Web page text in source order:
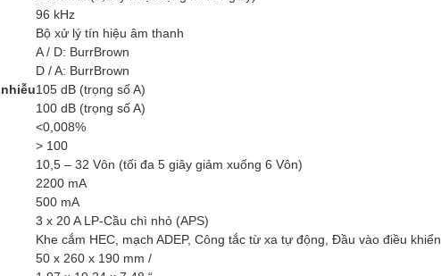
96 kHz
Bộ xử lý tín hiệu âm thanh
A / D: BurrBrown
D / A: BurrBrown
105 dB (trọng số A)
100 dB (trọng số A)
<0,008%
> 100
10,5 – 32 Vôn (tối đa 5 giây giảm xuống 6 Vôn)
2200 mA
500 mA
3 x 20 A LP-Cầu chì nhỏ (APS)
Khe cắm HEC, mạch ADEP, Công tắc từ xa tự động, Đầu vào điều khiển
50 x 260 x 190 mm /